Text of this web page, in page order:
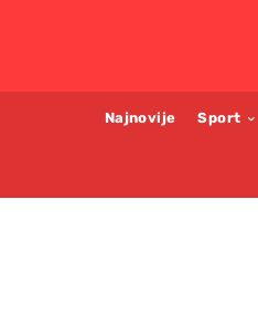
Najnovije Sport